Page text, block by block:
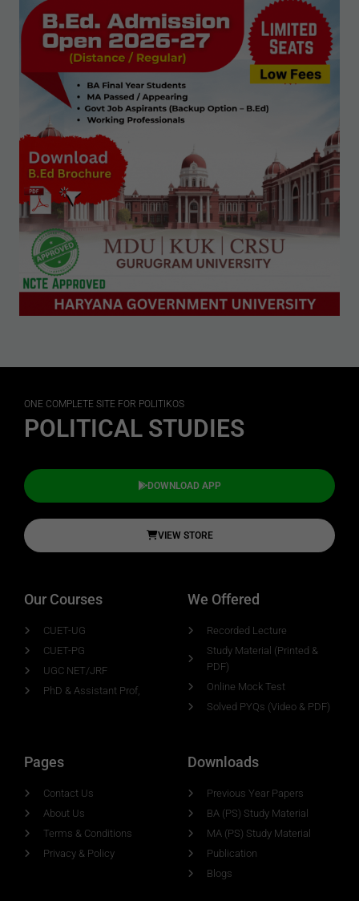
ONE COMPLETE SITE FOR POLITIKOS
POLITICAL STUDIES
DOWNLOAD APP
VIEW STORE
Our Courses
CUET-UG
CUET-PG
UGC NET/JRF
PhD & Assistant Prof,
We Offered
Recorded Lecture
Study Material (Printed &
PDF)
Online Mock Test
Solved PYQs (Video & PDF)
Pages
Contact Us
About Us
Terms & Conditions
Privacy & Policy
Downloads
Previous Year Papers
BA (PS) Study Material
MA (PS) Study Material
Publication
Blogs